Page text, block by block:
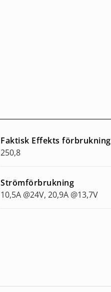
Faktisk Effekts förbrukning
250,8
Strömförbrukning
10,5A @24V, 20,9A @13,7V